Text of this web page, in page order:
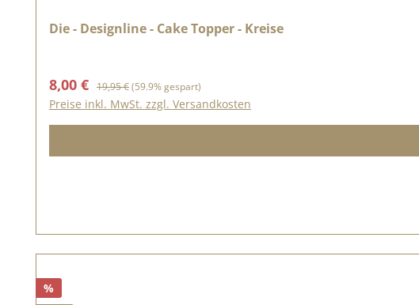
Die - Designline - Cake Topper - Kreise
Verkaufspreis:
8,00 € Regulärer Preis:
19,95 €(59.9% gespart)
Preise inkl. MwSt. zzgl. Versandkosten
%